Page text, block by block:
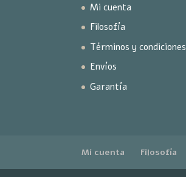
Mi cuenta
Filosofía
Términos y condiciones
Envíos
Garantía
Mi cuenta Filosofía